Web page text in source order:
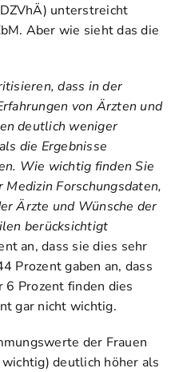
unterstreicht
Aber wie sieht das die
dass in der
von Ärzten und
deutlich weniger
die Ergebnisse
Wie wichtig finden Sie
Forschungsdaten,
Ärzte und Wünsche der
berücksichtigt
an, dass sie dies sehr
Prozent gaben an, dass
6 Prozent finden dies
gar nicht wichtig.
der Frauen
deutlich höher als